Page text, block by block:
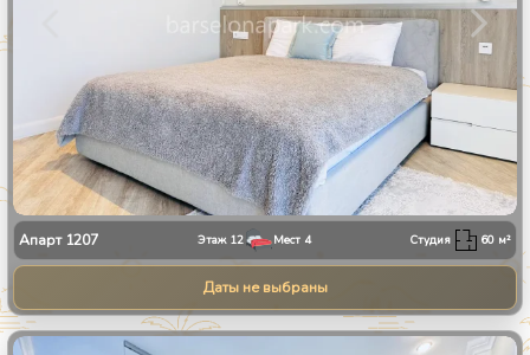
Апарт 1207 Этаж 12 Мест 4 Студия 60 м²
Даты не выбраны